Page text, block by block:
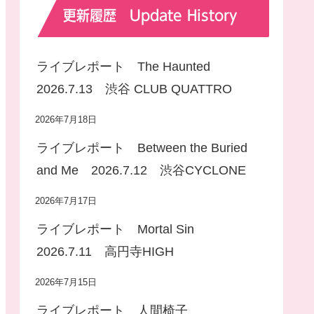
更新履歴 Update History
ライブレポート The Haunted
2026.7.13 渋谷 CLUB QUATTRO
2026年7月18日
ライブレポート Between the Buried
and Me 2026.7.12 渋谷CYCLONE
2026年7月17日
ライブレポート Mortal Sin
2026.7.11 高円寺HIGH
2026年7月15日
ライブレポート 人間椅子